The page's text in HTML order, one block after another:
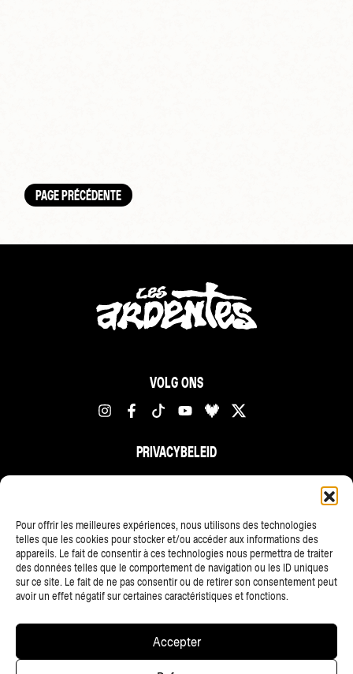
Pour offrir les meilleures expériences, nous utilisons des technologies
telles que les cookies pour stocker et/ou accéder aux informations des
appareils. Le fait de consentir à ces technologies nous permettra de traiter
des données telles que le comportement de navigation ou les ID uniques
sur ce site. Le fait de ne pas consentir ou de retirer son consentement peut
avoir un effet négatif sur certaines caractéristiques et fonctions.
Accepter
PAGE PRÉCÉDENTE
VOLG ONS
PRIVACYBELEID